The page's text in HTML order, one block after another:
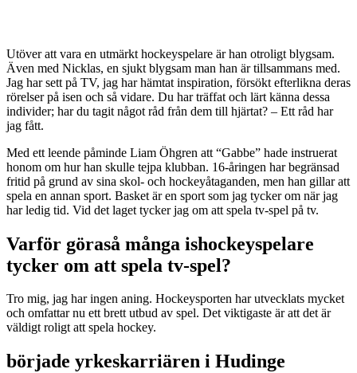
Utöver att vara en utmärkt hockeyspelare är han otroligt blygsam.
Även med Nicklas, en sjukt blygsam man han är tillsammans med.
Jag har sett på TV, jag har hämtat inspiration, försökt efterlikna deras
rörelser på isen och så vidare. Du har träffat och lärt känna dessa
individer; har du tagit något råd från dem till hjärtat? – Ett råd har
jag fått.
Med ett leende påminde Liam Öhgren att “Gabbe” hade instruerat
honom om hur han skulle tejpa klubban. 16-åringen har begränsad
fritid på grund av sina skol- och hockeyåtaganden, men han gillar att
spela en annan sport. Basket är en sport som jag tycker om när jag
har ledig tid. Vid det laget tycker jag om att spela tv-spel på tv.
Varför göraså många ishockeyspelare
tycker om att spela tv-spel?
Tro mig, jag har ingen aning. Hockeysporten har utvecklats mycket
och omfattar nu ett brett utbud av spel. Det viktigaste är att det är
väldigt roligt att spela hockey.
började yrkeskarriären i Hudinge